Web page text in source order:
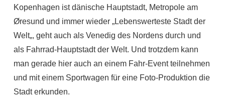
Kopenhagen ist dänische Hauptstadt, Metropole am
Øresund und immer wieder „Lebenswerteste Stadt der
Welt„, geht auch als Venedig des Nordens durch und
als Fahrrad-Hauptstadt der Welt. Und trotzdem kann
man gerade hier auch an einem Fahr-Event teilnehmen
und mit einem Sportwagen für eine Foto-Produktion die
Stadt erkunden.